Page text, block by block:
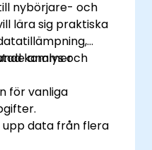
nybörjare- och
lära sig praktiska
analys och
kommer
för vanliga
upp data från flera